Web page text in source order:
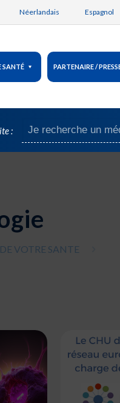
Néerlandais Espagnol
SANTÉ PARTENAIRE /
:
VOTRE SANTE